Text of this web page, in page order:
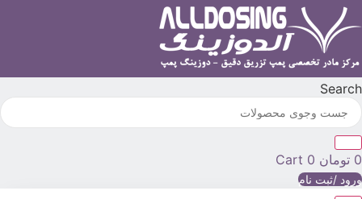
پرش
به
Search
0 تومان 0
Cart
ورود /ثبت نام